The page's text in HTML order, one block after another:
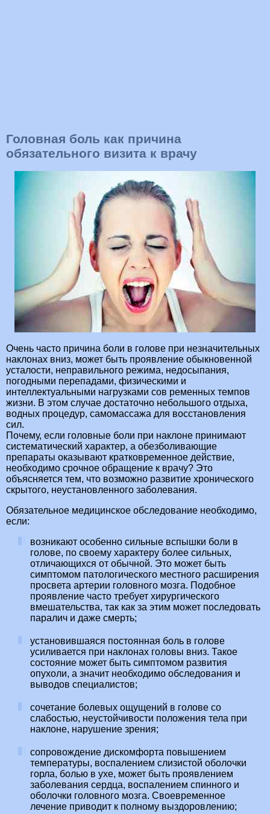
Головная боль как причина
обязательного визита к врачу
Очень часто причина боли в голове при незначительных
наклонах вниз, может быть проявление обыкновенной
усталости, неправильного режима, недосыпания,
погодными перепадами, физическими и
интеллектуальными нагрузками сов ременных темпов
жизни. В этом случае достаточно небольшого отдыха,
водных процедур, самомассажа для восстановления
сил.
Почему, если головные боли при наклоне принимают
систематический характер, а обезболивающие
препараты оказывают кратковременное действие,
необходимо срочное обращение к врачу? Это
объясняется тем, что возможно развитие хронического
скрытого, неустановленного заболевания.
Обязательное медицинское обследование необходимо,
если:
возникают особенно сильные вспышки боли в
голове, по своему характеру более сильных,
отличающихся от обычной. Это может быть
симптомом патологического местного расширения
просвета артерии головного мозга. Подобное
проявление часто требует хирургического
вмешательства, так как за этим может последовать
паралич и даже смерть;
установившаяся постоянная боль в голове
усиливается при наклонах головы вниз. Такое
состояние может быть симптомом развития
опухоли, а значит необходимо обследования и
выводов специалистов;
сочетание болевых ощущений в голове со
слабостью, неустойчивости положения тела при
наклоне, нарушение зрения;
сопровождение дискомфорта повышением
температуры, воспалением слизистой оболочки
горла, болью в ухе, может быть проявлением
заболевания сердца, воспалением спинного и
оболочки головного мозга. Своевременное
лечение приводит к полному выздоровлению;